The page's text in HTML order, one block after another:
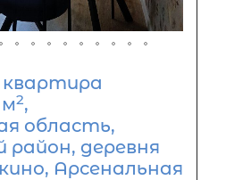
2,
область,
район, деревня
Арсенальная